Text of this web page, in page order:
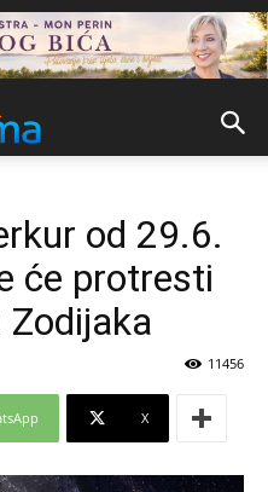
od 29.6.
će protresti
11456
X